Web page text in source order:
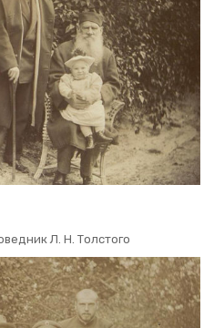
Л. Н. Тол­сто­го